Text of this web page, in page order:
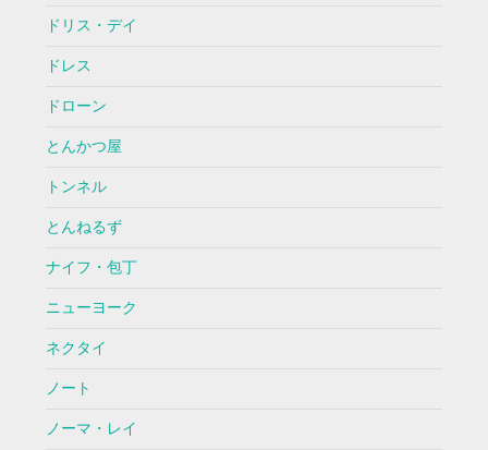
ドリス・デイ
ドレス
ドローン
とんかつ屋
トンネル
とんねるず
ナイフ・包丁
ニューヨーク
ネクタイ
ノート
ノーマ・レイ